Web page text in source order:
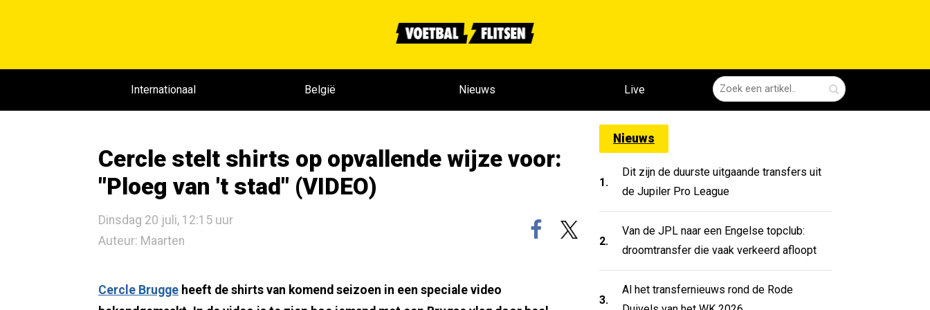
Internationaal België Nieuws Live
Cercle stelt shirts op opvallende wijze voor:
"Ploeg van 't stad" (VIDEO)
Dinsdag 20 juli, 12:15 uur
Auteur: Maarten
Cercle Brugge heeft de shirts van komend seizoen in een speciale video
Nieuws
1.
Dit zijn de duurste uitgaande transfers uit
de Jupiler Pro League
2.
Van de JPL naar een Engelse topclub:
droomtransfer die vaak verkeerd afloopt
3.
Al het transfernieuws rond de Rode